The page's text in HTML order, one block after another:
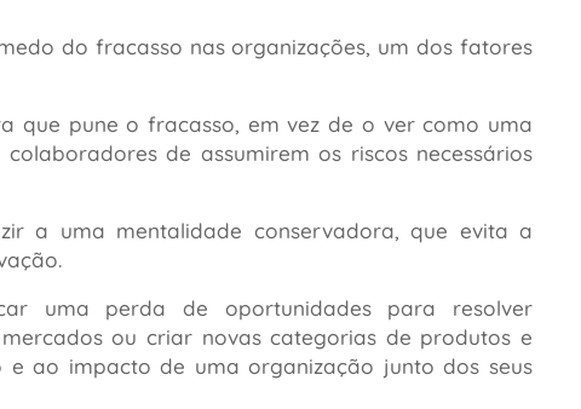
do fracasso nas organizações, um dos fatores
que pune o fracasso, em vez de o ver como uma
de assumirem os riscos necessários
a uma mentalidade conservadora, que evita a
uma perda de oportunidades para resolver
ou criar novas categorias de produtos e
e ao impacto de uma organização junto dos seus